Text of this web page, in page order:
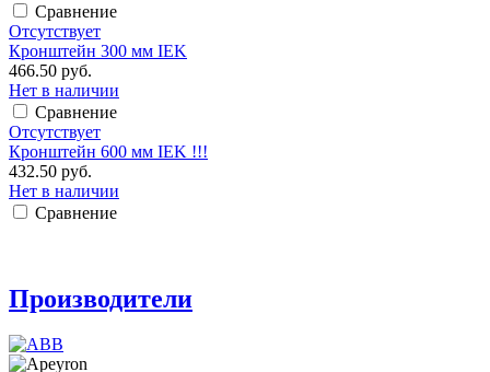
Сравнение
Отсутствует
Кронштейн 300 мм IEK
466.50 руб.
Нет в наличии
Сравнение
Отсутствует
Кронштейн 600 мм IEK !!!
432.50 руб.
Нет в наличии
Сравнение
Производители